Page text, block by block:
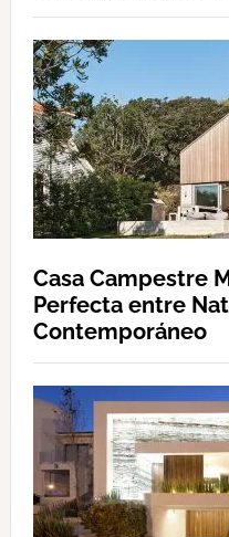
Casa Campestre
Perfecta entre
Contemporáneo